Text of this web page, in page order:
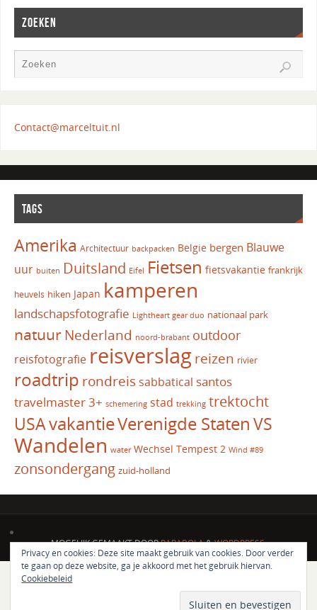
ZOEKEN
Contact@marceltuit.nl
TAGS
Amerika Architectuur backpacken Belgie bergen Blauwe
uur buiten Duitsland Eifel Fietsen fietsvakantie frankrijk
heuvels hiken Japan kamperen
landschapsfotografie Lightheart gear duo nationaal park
natuur Nederland noord-brabant outdoor
reisfotografie reisverslag reizen rivier
roadtrip rondreis sabbatical santos
travelmaster 3+ schemering stad trekking trektocht
USAvakantieVerenigde StatenVS
Wandelen water Wechsel Tempest 2 Wind #89
zonsondergang zuid-holland
MOGELIJK GEMAAKT DOORPARABOLA&WORDPRESS.
Privacy en cookies: Deze site maakt gebruik van cookies. Door verder
te gaan op deze website, ga je akkoord met het gebruik hiervan.
Cookiebeleid